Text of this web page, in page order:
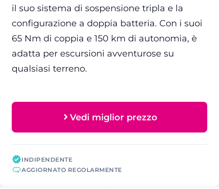
il suo sistema di sospensione tripla e la
configurazione a doppia batteria. Con i suoi
65 Nm di coppia e 150 km di autonomia, è
adatta per escursioni avventurose su
qualsiasi terreno.
Vedi miglior prezzo
INDIPENDENTE
AGGIORNATO REGOLARMENTE